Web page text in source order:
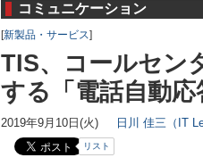
コミュニケーション
[新製品・サービス]
TIS、コールセン
する「電話自動
2019年9月10日(火) 日川 佳三（IT
リスト